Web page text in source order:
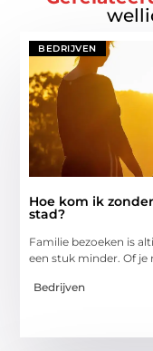
BEDRIJVEN
Hoe kom ik
stad?
Familie bezoeken is
een stuk minder. Of je
Bedrijven